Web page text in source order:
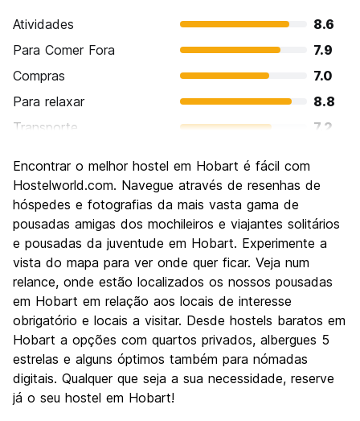
Atividades
8.6
Para Comer Fora
7.9
Compras
7.0
Para relaxar
8.8
Transporte
7.2
Cultura
8.4
Festas / vida noturna
Custo-beneficio
7.8
Encontrar o melhor hostel em Hobart é fácil com
Hostelworld.com. Navegue através de resenhas de
hóspedes e fotografias da mais vasta gama de
pousadas amigas dos mochileiros e viajantes solitários
e pousadas da juventude em Hobart. Experimente a
vista do mapa para ver onde quer ficar. Veja num
relance, onde estão localizados os nossos pousadas
em Hobart em relação aos locais de interesse
obrigatório e locais a visitar. Desde hostels baratos em
Hobart a opções com quartos privados, albergues 5
estrelas e alguns óptimos também para nómadas
digitais. Qualquer que seja a sua necessidade, reserve
já o seu hostel em Hobart!